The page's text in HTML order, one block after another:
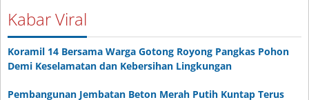
Kabar Viral
Koramil 14 Bersama Warga Gotong Royong Pangkas Pohon
Demi Keselamatan dan Kebersihan Lingkungan
Pembangunan Jembatan Beton Merah Putih Kuntap Terus